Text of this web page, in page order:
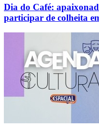
Dia do Café:
participar de colheita